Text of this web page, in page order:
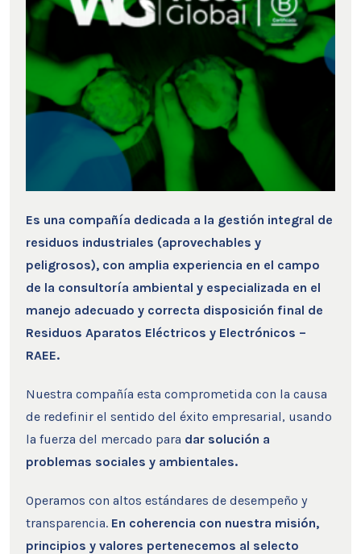
Es una compañía dedicada a la gestión integral de
residuos industriales (aprovechables y
peligrosos), con amplia experiencia en el campo
de la consultoría ambiental y especializada en el
manejo adecuado y correcta disposición final de
Residuos Aparatos Eléctricos y Electrónicos –
RAEE.
Nuestra compañía esta comprometida con la causa
de redefinir el sentido del éxito empresarial, usando
la fuerza del mercado para dar solución a
problemas sociales y ambientales.
Operamos con altos estándares de desempeño y
transparencia. En coherencia con nuestra misión,
principios y valores pertenecemos al selecto